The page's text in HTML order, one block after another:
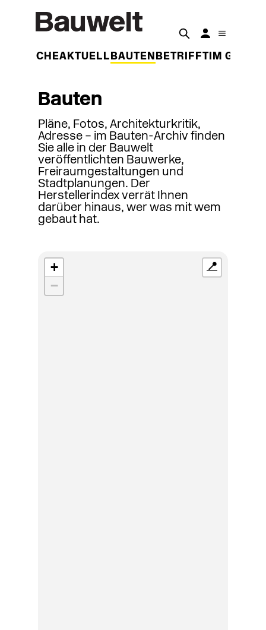
WOCHEAKTUELL BAUTEN BETRIFFT IM
Bauten
Pläne, Fotos, Architekturkritik,
Adresse – im Bauten-Archiv finden
Sie alle in der Bauwelt
veröffentlichten Bauwerke,
Freiraumgestaltungen und
Stadtplanungen. Der
Herstellerindex verrät Ihnen
darüber hinaus, wer was mit wem
gebaut hat.
+
−
📍